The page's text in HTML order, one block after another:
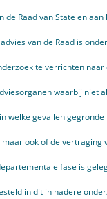
de Raad van State en
van de Raad is
te verrichten naar
waarbij niet
welke gevallen
ook of de vertraging
fase is
in dit in nadere